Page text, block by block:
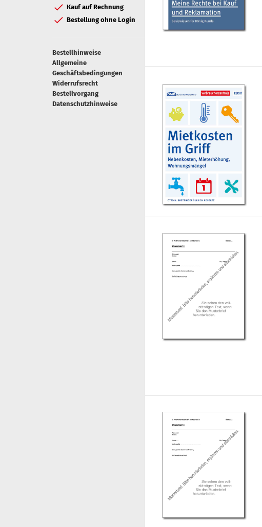
Kauf auf Rechnung
Bestellung ohne Login
Bestellhinweise
Allgemeine
Geschäftsbedingungen
Widerrufsrecht
Bestellvorgang
Datenschutzhinweise